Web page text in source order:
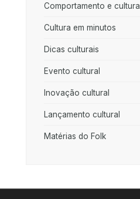
Comportamento e cultura
Cultura em minutos
Dicas culturais
Evento cultural
Inovação cultural
Lançamento cultural
Matérias do Folk